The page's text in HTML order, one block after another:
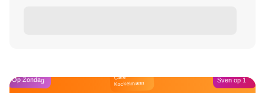
Op Zondag Café
Kockelmann Sven op 1